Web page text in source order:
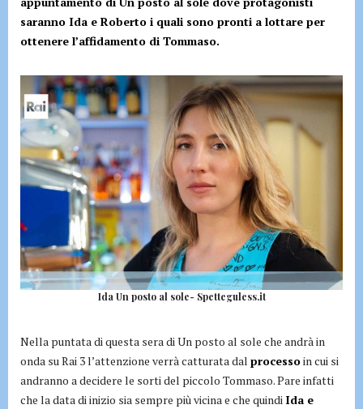
saranno Ida e Roberto i quali sono pronti a lottare per
ottenere l’affidamento di Tommaso.
Ida Un posto al sole- Spetteguless.it
Nella puntata di questa sera di Un posto al sole che andrà in
onda su Rai 3 l’attenzione verrà catturata dal processoin cui si
andranno a decidere le sorti del piccolo Tommaso. Pare infatti
che la data di inizio sia sempre più vicina e che quindi Ida e